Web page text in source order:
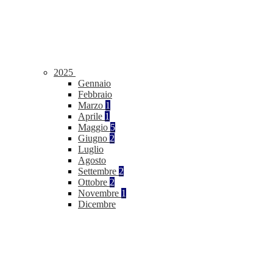
2025
Gennaio
Febbraio
Marzo 1
Aprile 1
Maggio 5
Giugno 2
Luglio
Agosto
Settembre 2
Ottobre 2
Novembre 1
Dicembre